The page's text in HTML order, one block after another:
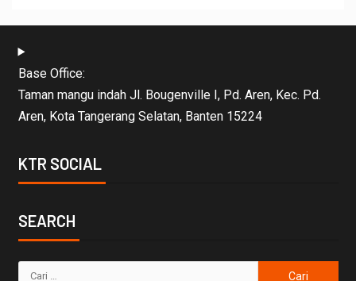
Base Office:
Taman mangu indah Jl. Bougenville I, Pd. Aren, Kec. Pd.
Aren, Kota Tangerang Selatan, Banten 15224
KTR SOCIAL
SEARCH